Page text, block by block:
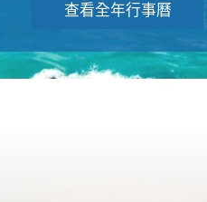
查看全年行事曆